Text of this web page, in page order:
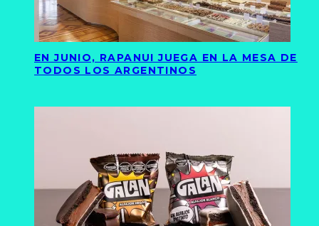
EN JUNIO, RAPANUI JUEGA EN LA MESA DE
TODOS LOS ARGENTINOS